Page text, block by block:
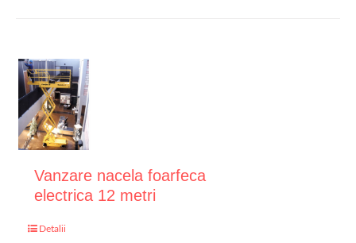
Vanzare nacela foarfeca
electrica 12 metri
Detalii